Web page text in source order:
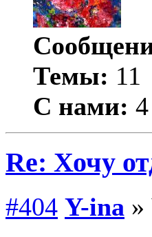
Темы: 11
С нами:
Re: Хочу
#404 Y-ina »